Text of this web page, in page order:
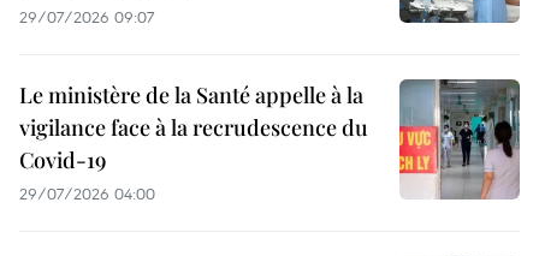
29/07/2026 09:07
Le ministère de la Santé appelle à la
vigilance face à la recrudescence du
Covid-19
29/07/2026 04:00